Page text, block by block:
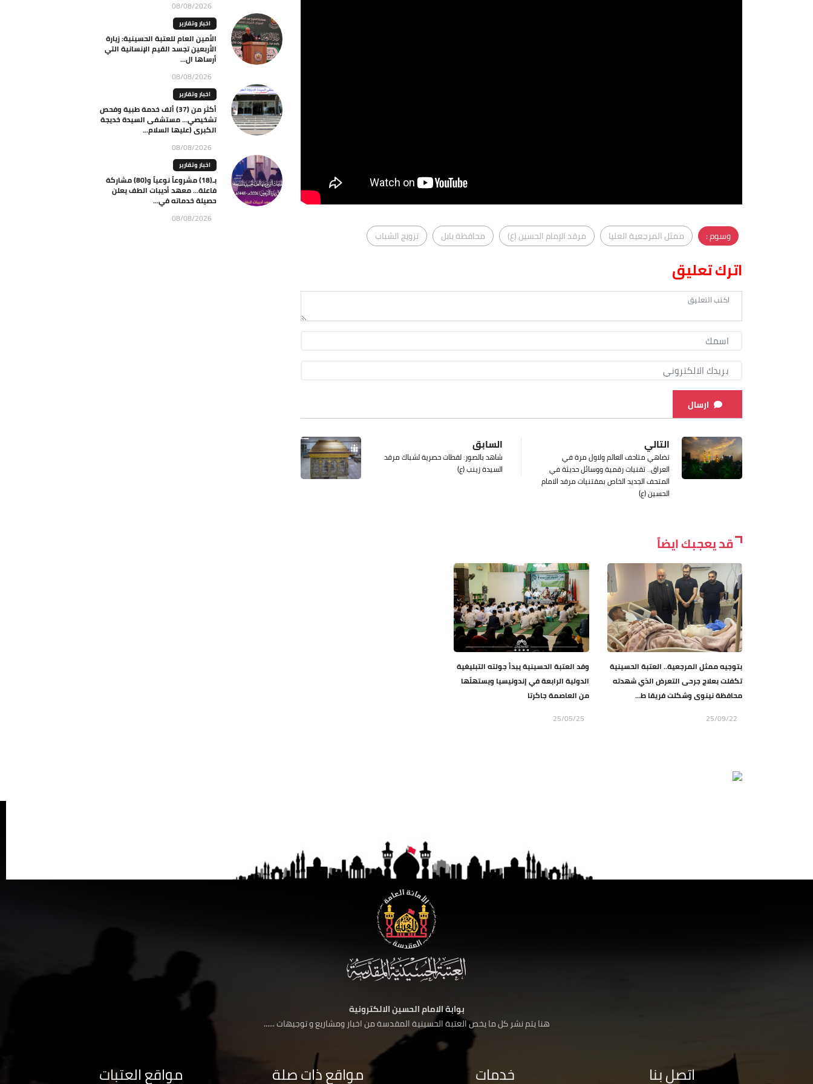
وسوم : ممثل المرجعية العليا مرقد الإمام الحسين (ع) محافظة بابل تزويج الشباب
اترك تعليق
ارسال
السابق
شاهد بالصور: لقطات حصرية لشباك مرقد
السيدة زينب (ع)
التالي
تضاهي متاحف العالم ولاول مرة في
العراق.. تقنيات رقمية ووسائل حديثة في
المتحف الجديد الخاص بمقتنيات مرقد الامام
الحسين (ع)
قد يعجبك ايضاً
بتوجيه ممثل المرجعية.. العتبة الحسينية
تكفلت بعلاج جرحى التعرض الذي شهدته
محافظة نينوى وشكلت فريقا ط...
25/09/22
وفد العتبة الحسينية يبدأ جولته التبليغية
الدولية الرابعة في إندونيسيا ويستهلّها
من العاصمة جاكرتا
25/05/25
08/08/2026
اخبار وتقارير
الأمين العام للعتبة الحسينية: زيارة
الأربعين تجسد القيم الإنسانية التي
أرساها ال...
08/08/2026
اخبار وتقارير
أكثر من (37) ألف خدمة طبية وفحص
تشخيصي… مستشفى السيدة خديجة
الكبرى (عليها السلام...
08/08/2026
اخبار وتقارير
بـ(18) مشروعاً نوعياً و(80) مشاركة
فاعلة… معهد أديبات الطف يعلن
حصيلة خدماته في...
08/08/2026
بوابة الامام الحسين الالكترونية
هنا يتم نشر كل ما يخص العتبة الحسينية المقدسة من اخبار ومشاريع و توجيهات ......
اتصل بنا خدمات مواقع ذات صلة مواقع العتبات